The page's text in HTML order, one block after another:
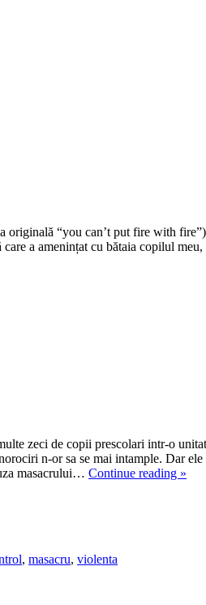
“you can’t put fire with
a amenințat cu bătaia copilul
zeci de copii prescolari intr-o
n-or sa se mai intample. Dar
masacrului… Continue reading »
, masacru, violenta